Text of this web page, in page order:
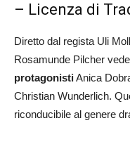
– Licenza di
Diretto dal regista Uli
Rosamunde Pilcher
protagonistiAnica
Christian Wunderlich.
riconducibile al genere